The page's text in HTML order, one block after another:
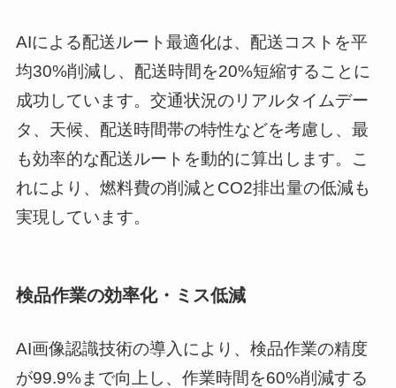
AIによる配送ルート最適化は、配送コストを平
均30%削減し、配送時間を20%短縮することに
成功しています。交通状況のリアルタイムデー
タ、天候、配送時間帯の特性などを考慮し、最
も効率的な配送ルートを動的に算出します。こ
れにより、燃料費の削減とCO2排出量の低減も
実現しています。
検品作業の効率化・ミス低減
AI画像認識技術の導入により、検品作業の精度
が99.9%まで向上し、作業時間を60%削減する